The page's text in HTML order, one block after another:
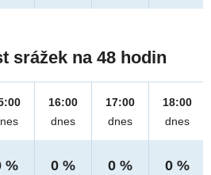
srážek na 48 hodin
%
16:00
dnes
0 %
17:00
dnes
0 %
18:00
dnes
0 %